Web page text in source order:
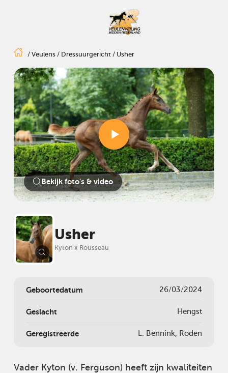
/ Veulens/ Dressuurgericht/ Usher
Bekijk foto's & video
Usher
Kyton x Rousseau
Geboortedatum 26/03/2024
Geslacht Hengst
Geregistreerde L. Bennink, Roden
Vader Kyton (v. Ferguson) heeft zijn kwaliteiten